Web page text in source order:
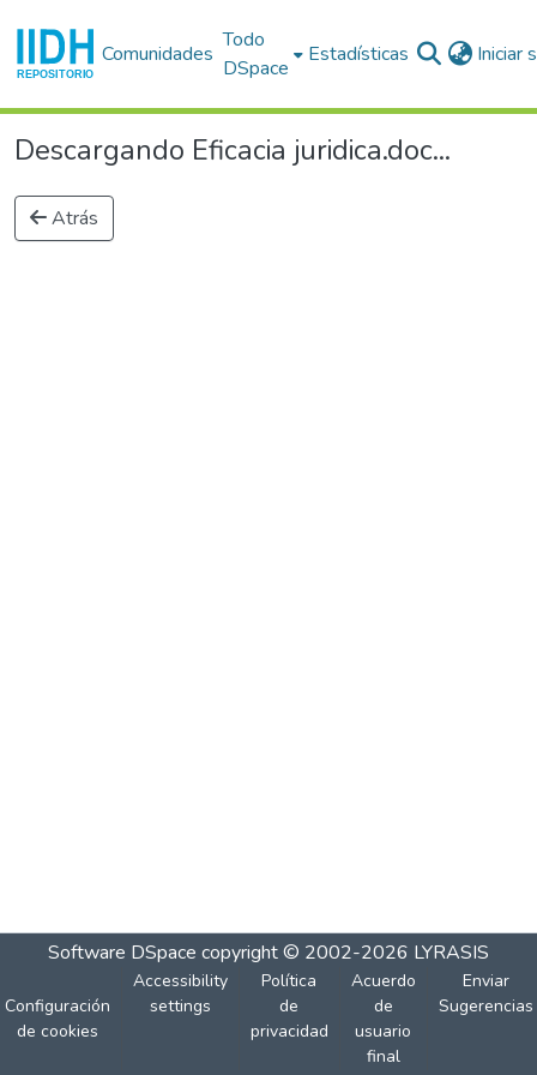
Comunidades
Todo
DSpace
Estadísticas Iniciar
Descargando Eficacia juridica.doc...
Atrás
Software DSpace copyright © 2002-2026 LYRASIS
Configuración
de cookies
Accessibility
settings
Política
de
privacidad
Acuerdo
de
usuario
final
Enviar
Sugerencias